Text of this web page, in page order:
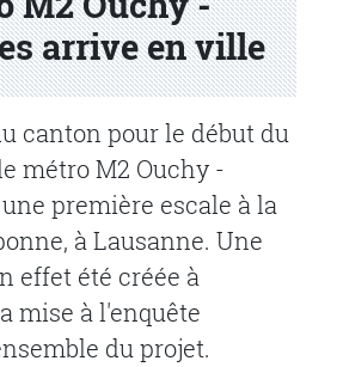
arrive en ville
canton pour le début du
métro M2 Ouchy -
première escale à la
à Lausanne. Une
effet été créée à
mise à l'enquête
du projet.